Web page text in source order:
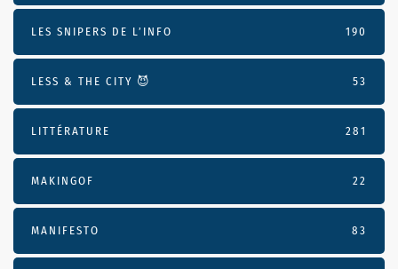
LES SNIPERS DE L’INFO 190
LESS & THE CITY 😈 53
LITTÉRATURE 281
MAKINGOF 22
MANIFESTO 83